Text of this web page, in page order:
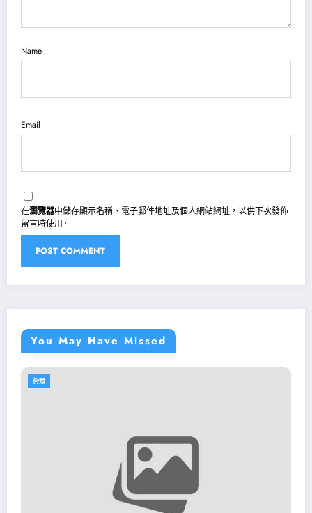
Name
Email
在瀏覽器中儲存顯示名稱、電子郵件地址及個人網站網址，以供下次發佈
留言時使用。
You May Have Missed